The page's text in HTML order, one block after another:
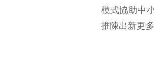
模式協助中
推陳出新更